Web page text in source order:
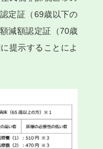
定証（69歳以下の
減額認定証（70歳
提示することによ